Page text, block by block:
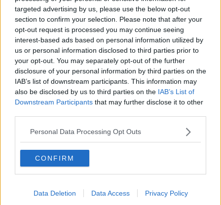
targeted advertising by us, please use the below opt-out
section to confirm your selection. Please note that after your
opt-out request is processed you may continue seeing
interest-based ads based on personal information utilized by
us or personal information disclosed to third parties prior to
your opt-out. You may separately opt-out of the further
disclosure of your personal information by third parties on the
IAB’s list of downstream participants. This information may
also be disclosed by us to third parties on the IAB’s List of
Downstream Participants that may further disclose it to other
Personal Data Processing Opt Outs
CONFIRM
Data Deletion Data Access Privacy Policy
Fu vera gloria?
La guerricciola delle due rose
La truffa all'anziano
Alla fermata dell'autobus
La repressione sessuale per sentito dire
Diseducazione televisiva e inerzia della politica
Foto storica
Esequie solenni
Nostalgia del sangue blu
Teste calde
Non avere e non essere
Schizzi di fango
Sor-riso amaro
Fine anno al ristorante
La festa di Capodanno
A noi interessa il dito non la luna